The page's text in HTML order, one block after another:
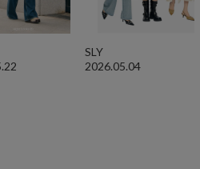
2026.05.04
SLY